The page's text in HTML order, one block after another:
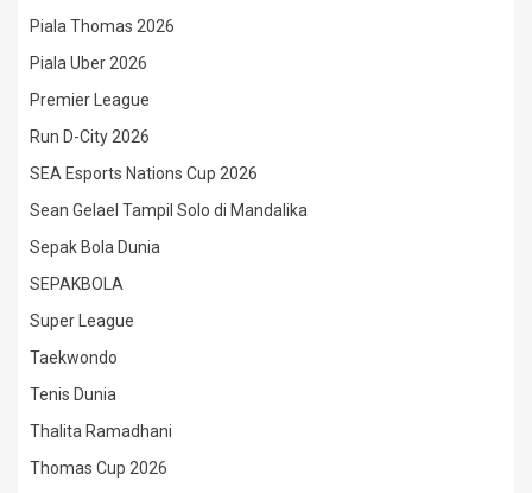
Piala Thomas 2026
Piala Uber 2026
Premier League
Run D-City 2026
SEA Esports Nations Cup 2026
Sean Gelael Tampil Solo di Mandalika
Sepak Bola Dunia
SEPAKBOLA
Super League
Taekwondo
Tenis Dunia
Thalita Ramadhani
Thomas Cup 2026